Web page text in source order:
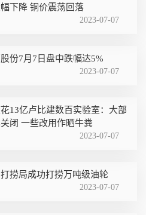
下降 铜价震荡回落
2023-07-07
份7月7日盘中跌幅达5%
2023-07-07
13亿卢比建数百实验室：大部
闭 一些改用作晒牛粪
2023-07-07
捞局成功打捞万吨级油轮
2023-07-07